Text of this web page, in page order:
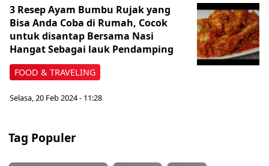
FOOD & TRAVELING
3 Resep Ayam Bumbu Rujak yang
Bisa Anda Coba di Rumah, Cocok
untuk disantap Bersama Nasi
Hangat Sebagai lauk Pendamping
Selasa, 20 Feb 2024 - 11:28
Tag Populer